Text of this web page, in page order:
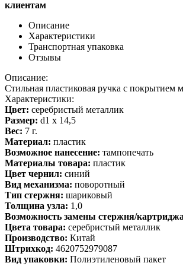
клиентам
Описание
Характеристики
Транспортная упаковка
Отзывы
Описание:
Стильная пластиковая ручка с покрытием
Характеристики:
Цвет: серебристый металлик
Размер: d1 х 14,5
Вес: 7 г.
Материал: пластик
Возможное нанесение: тампопечать
Материалы товара: пластик
Цвет чернил: синий
Вид механизма: поворотный
Тип стержня: шариковый
Толщина узла: 1,0
Возможность замены стержня/
Цвета товара: серебристый металлик
Производство: Китай
Штрихкод: 4620752979087
Вид упаковки: Полиэтиленовый пакет